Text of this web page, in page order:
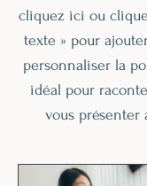
cliquez ici ou
texte » pour
personnaliser la
idéal pour
vous présenter